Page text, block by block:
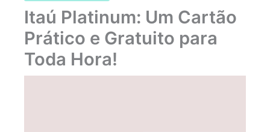
Itaú Platinum: Um Cartão
Prático e Gratuito para
Toda Hora!